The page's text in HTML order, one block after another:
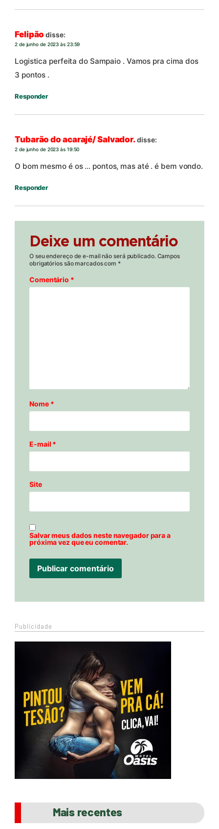
Felipão disse:
2 de junho de 2023 às 23:59
Logistica perfeita do Sampaio . Vamos pra cima dos
3 pontos .
Responder
Tubarão do acarajé/ Salvador.disse:
2 de junho de 2023 às 19:50
O bom mesmo é os … pontos, mas até . é bem vondo.
Responder
Deixe um comentário
O seu endereço de e-mail não será publicado. Campos
obrigatórios são marcados com *
Comentário *
Nome *
E-mail *
Site
Salvar meus dados neste navegador para a
próxima vez que eu comentar.
Publicidade
Mais recentes